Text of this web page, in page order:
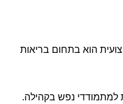
הוא בתחום בריאות
למתמודדי נפש בקהילה.